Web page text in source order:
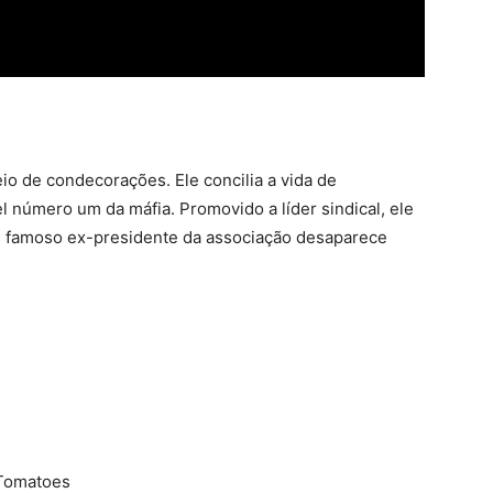
de condecorações. Ele concilia a vida de
número um da máfia. Promovido a líder sindical, ele
ex-presidente da associação desaparece